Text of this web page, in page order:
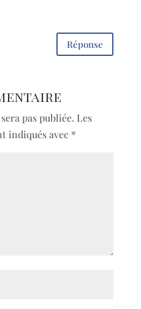
Réponse
pas publiée. Les
indiqués avec *